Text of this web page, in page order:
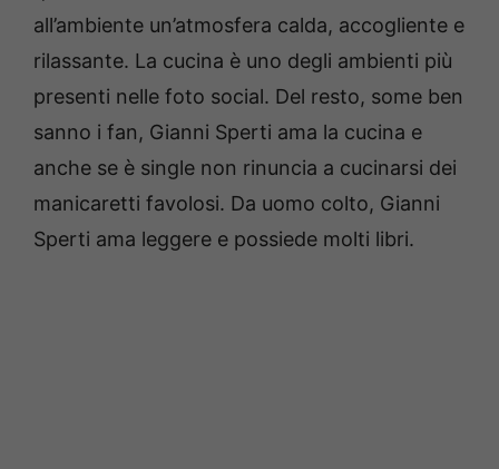
all’ambiente un’atmosfera calda, accogliente e
rilassante. La cucina è uno degli ambienti più
presenti nelle foto social. Del resto, some ben
sanno i fan, Gianni Sperti ama la cucina e
anche se è single non rinuncia a cucinarsi dei
manicaretti favolosi. Da uomo colto, Gianni
Sperti ama leggere e possiede molti libri.